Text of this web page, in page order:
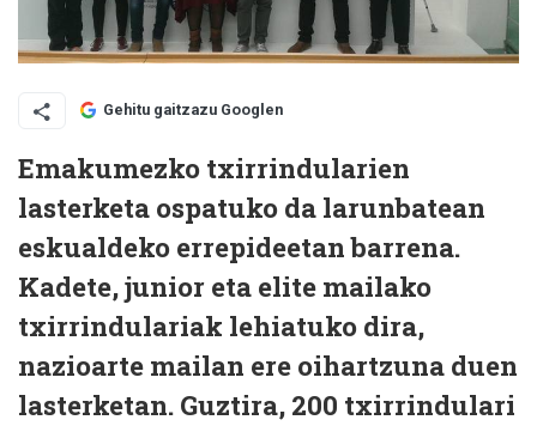
Gehitu gaitzazu Googlen
Emakumezko txirrindularien
lasterketa ospatuko da larunbatean
eskualdeko errepideetan barrena.
Kadete, junior eta elite mailako
txirrindulariak lehiatuko dira,
nazioarte mailan ere oihartzuna duen
lasterketan. Guztira, 200 txirrindulari